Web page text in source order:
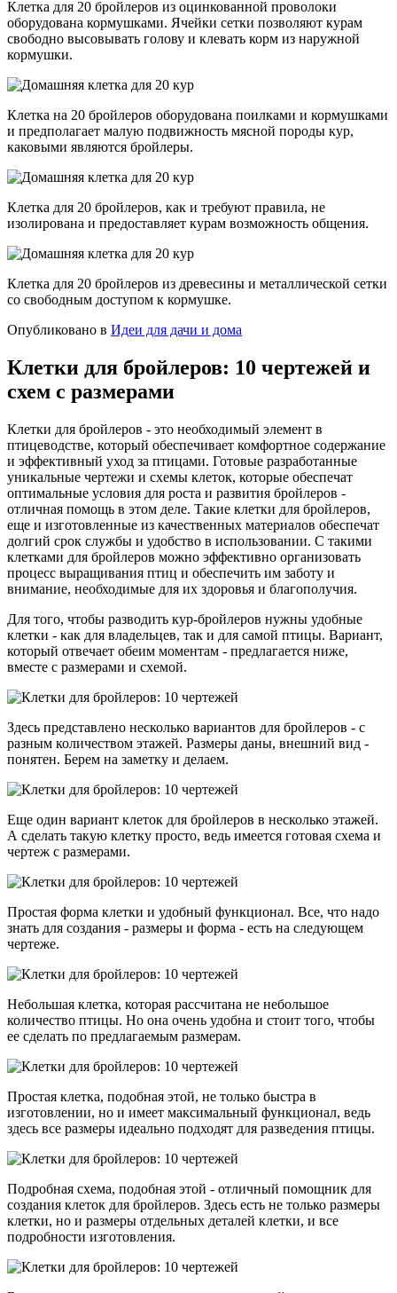
Клетка для 20 бройлеров из оцинкованной проволоки
оборудована кормушками. Ячейки сетки позволяют курам
свободно высовывать голову и клевать корм из наружной
кормушки.
Клетка на 20 бройлеров оборудована поилками и кормушками
и предполагает малую подвижность мясной породы кур,
каковыми являются бройлеры.
Клетка для 20 бройлеров, как и требуют правила, не
изолирована и предоставляет курам возможность общения.
Клетка для 20 бройлеров из древесины и металлической сетки
со свободным доступом к кормушке.
Опубликовано в Идеи для дачи и дома
Клетки для бройлеров: 10 чертежей и
схем с размерами
Клетки для бройлеров - это необходимый элемент в
птицеводстве, который обеспечивает комфортное содержание
и эффективный уход за птицами. Готовые разработанные
уникальные чертежи и схемы клеток, которые обеспечат
оптимальные условия для роста и развития бройлеров -
отличная помощь в этом деле. Такие клетки для бройлеров,
еще и изготовленные из качественных материалов обеспечат
долгий срок службы и удобство в использовании. С такими
клетками для бройлеров можно эффективно организовать
процесс выращивания птиц и обеспечить им заботу и
внимание, необходимые для их здоровья и благополучия.
Для того, чтобы разводить кур-бройлеров нужны удобные
клетки - как для владельцев, так и для самой птицы. Вариант,
который отвечает обеим моментам - предлагается ниже,
вместе с размерами и схемой.
Здесь представлено несколько вариантов для бройлеров - с
разным количеством этажей. Размеры даны, внешний вид -
понятен. Берем на заметку и делаем.
Еще один вариант клеток для бройлеров в несколько этажей.
А сделать такую клетку просто, ведь имеется готовая схема и
чертеж с размерами.
Простая форма клетки и удобный функционал. Все, что надо
знать для создания - размеры и форма - есть на следующем
чертеже.
Небольшая клетка, которая рассчитана не небольшое
количество птицы. Но она очень удобна и стоит того, чтобы
ее сделать по предлагаемым размерам.
Простая клетка, подобная этой, не только быстра в
изготовлении, но и имеет максимальный функционал, ведь
здесь все размеры идеально подходят для разведения птицы.
Подробная схема, подобная этой - отличный помощник для
создания клеток для бройлеров. Здесь есть не только размеры
клетки, но и размеры отдельных деталей клетки, и все
подробности изготовления.